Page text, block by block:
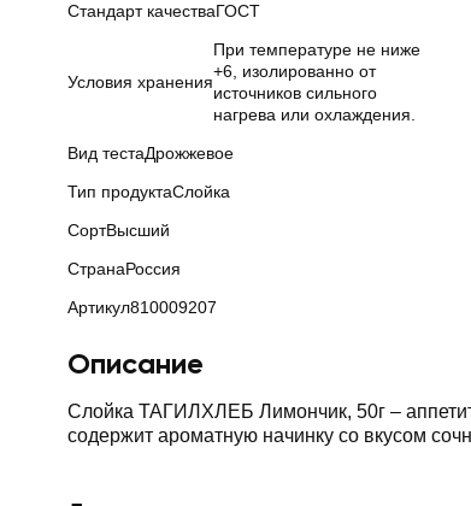
Стандарт качестваГОСТ
Условия хранения
При температуре не ниже
+6, изолированно от
источников сильного
нагрева или охлаждения.
Вид тестаДрожжевое
Тип продуктаСлойка
СортВысший
СтранаРоссия
Артикул810009207
Описание
Слойка ТАГИЛХЛЕБ Лимончик, 50г –
содержит ароматную начинку со вкусом